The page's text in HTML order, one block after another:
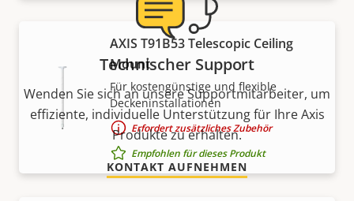
AXIS T91B53 Telescopic Ceiling
Mount
Für kostengünstige und flexible
Deckeninstallationen
Erfordert zusätzliches Zubehör
Empfohlen für dieses Produkt
Technischer Support
Wenden Sie sich an unsere Supportmitarbeiter, um
effiziente, individuelle Unterstützung für Ihre Axis
Produkte zu erhalten.
KONTAKT AUFNEHMEN